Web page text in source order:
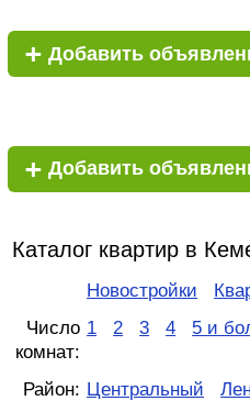
+ Добавить
+ Добавить
Каталог квартир в
Новостройки
Число
комнат:
1 2 3 4 5 и
Район: Центральный